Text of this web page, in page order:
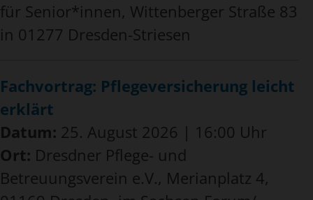
für Senior*innen, Wittenberger Straße 83
in 01277 Dresden-Striesen
Fachvortrag: Pflegeversicherung leicht
erklärt
Datum: 25. August 2026 | 16:00 Uhr
Ort: Dresdner Pflege- und
Betreuungsverein e.V., Merianplatz 4,